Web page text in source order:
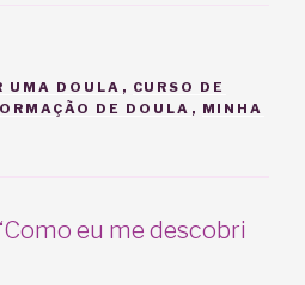
UMA DOULA , CURSO DE
DE DOULA , MINHA
eu me descobri